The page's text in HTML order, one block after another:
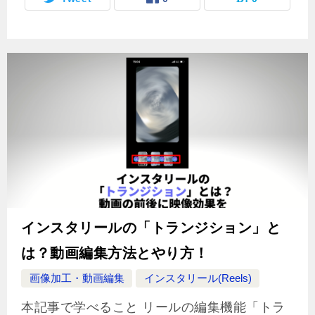
インスタリールの「トランジション」と
は？動画編集方法とやり方！
画像加工・動画編集 インスタリール(Reels)
本記事で学べること リールの編集機能「トラ